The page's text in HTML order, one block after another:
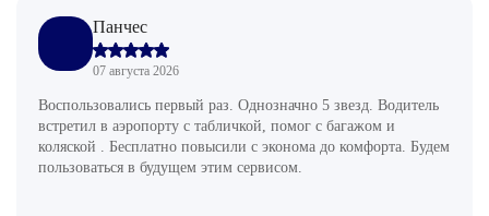
Панчес
07 августа 2026
Воспользовались первый раз. Однозначно 5 звезд. Водитель
встретил в аэропорту с табличкой, помог с багажом и
коляской . Бесплатно повысили с эконома до комфорта. Будем
пользоваться в будущем этим сервисом.